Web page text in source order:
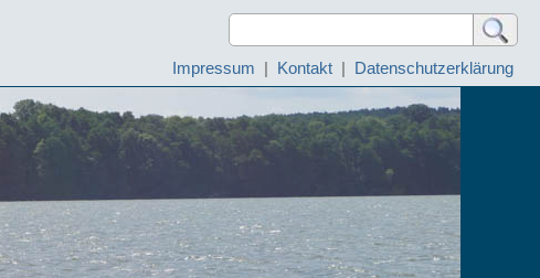
Impressum | Kontakt | Datenschutzerklärung